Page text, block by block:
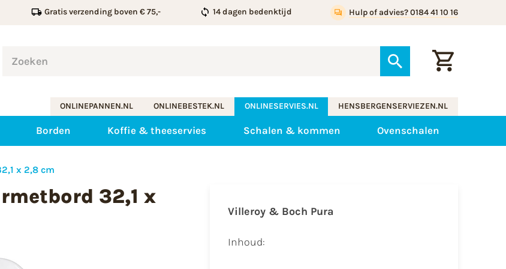
Gratis verzending boven € 75,- 14 dagen bedenktijd Hulp of advies? 0184 41 10 16
ONLINEPANNEN.NL ONLINEBESTEK.NL ONLINESERVIES.NL HENSBERGENSERVIEZEN.NL
Borden Koffie & theeservies Schalen & kommen Ovenschalen
x 2,8 cm
32,1 x
Villeroy & Boch Pura
Inhoud: